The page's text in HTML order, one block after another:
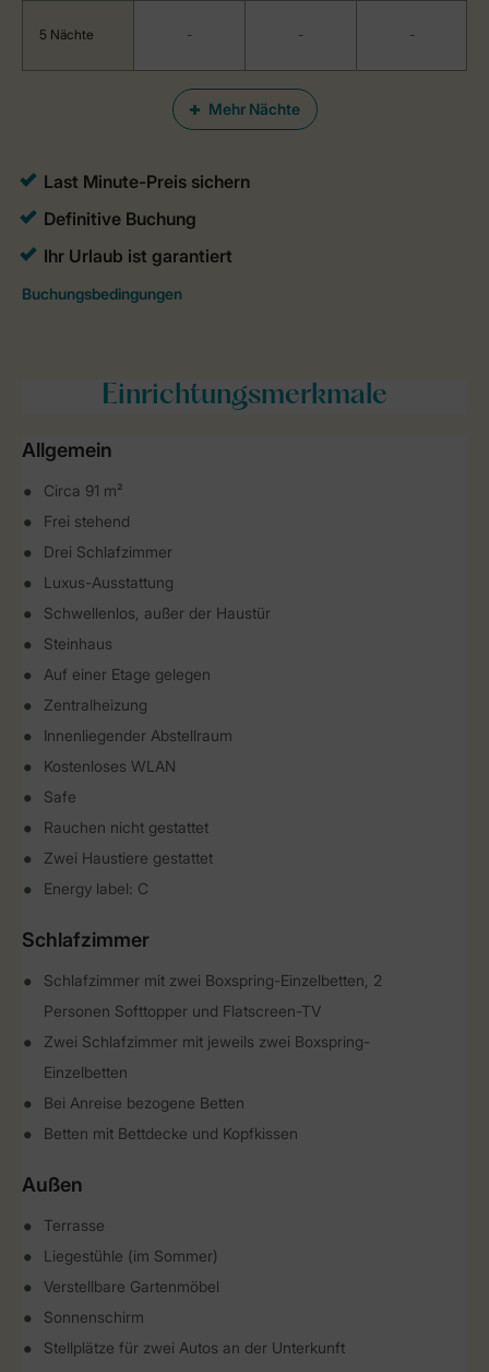
Mehr Nächte
5 Nächte - - -
Einrichtungsmerkmale
Allgemein
Circa 91 m²
Frei stehend
Drei Schlafzimmer
Luxus-Ausstattung
Schwellenlos, außer der Haustür
Steinhaus
Auf einer Etage gelegen
Zentralheizung
Innenliegender Abstellraum
Kostenloses WLAN
Safe
Rauchen nicht gestattet
Zwei Haustiere gestattet
Energy label: C
Schlafzimmer
Schlafzimmer mit zwei Boxspring-Einzelbetten, 2
Personen Softtopper und Flatscreen-TV
Zwei Schlafzimmer mit jeweils zwei Boxspring-
Einzelbetten
Bei Anreise bezogene Betten
Betten mit Bettdecke und Kopfkissen
Außen
Terrasse
Liegestühle (im Sommer)
Verstellbare Gartenmöbel
Sonnenschirm
Stellplätze für zwei Autos an der Unterkunft